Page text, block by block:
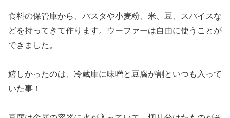
食料の保管庫から、パスタや小麦粉、米、豆、スパイスな
どを持ってきて作ります。ウーファーは自由に使うことが
できました。
嬉しかったのは、冷蔵庫に味噌と豆腐が割といつも入って
いた事！